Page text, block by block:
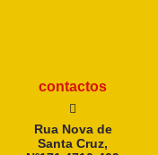
contactos
Rua Nova de
Santa Cruz,